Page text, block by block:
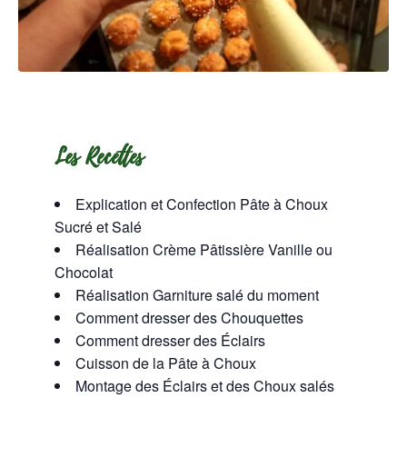
Les Recettes
Explication et Confection Pâte à Choux
Sucré et Salé
Réalisation Crème Pâtissière Vanille ou
Chocolat
Réalisation Garniture salé du moment
Comment dresser des Chouquettes
Comment dresser des Éclairs
Cuisson de la Pâte à Choux
Montage des Éclairs et des Choux salés